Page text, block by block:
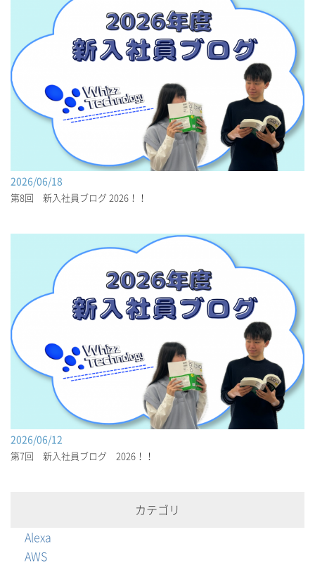
2026/06/18
第8回 新入社員ブログ 2026！！
2026/06/12
第7回 新入社員ブログ 2026！！
カテゴリ
Alexa
AWS